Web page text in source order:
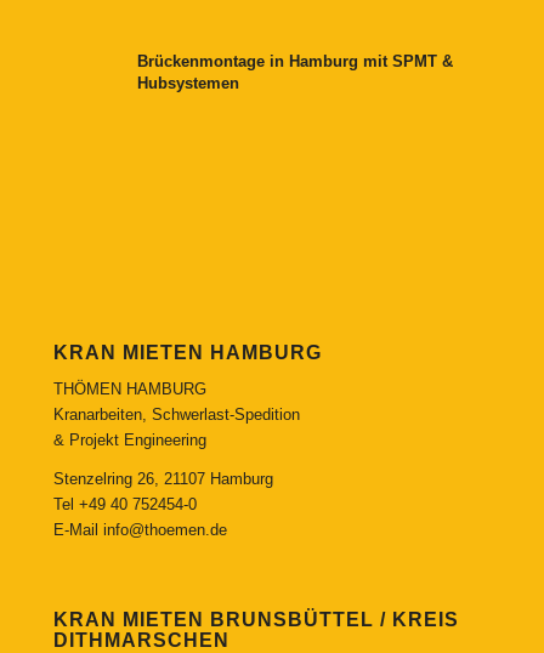
Brückenmontage in Hamburg mit SPMT &
Hubsystemen
KRAN MIETEN HAMBURG
THÖMEN HAMBURG
Kranarbeiten, Schwerlast-Spedition
& Projekt Engineering
Stenzelring 26, 21107 Hamburg
Tel +49 40 752454-0
E-Mail info@thoemen.de
KRAN MIETEN BRUNSBÜTTEL / KREIS
DITHMARSCHEN